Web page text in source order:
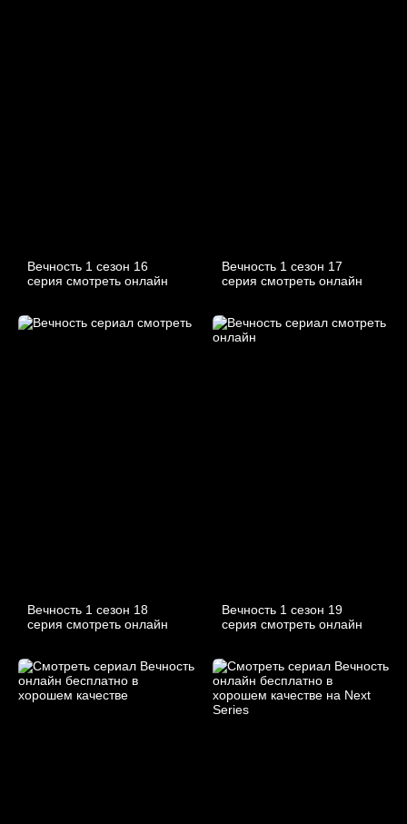
Вечность 1 сезон 16
серия смотреть онлайн
Вечность 1 сезон 17
серия смотреть онлайн
Вечность 1 сезон 18
серия смотреть онлайн
Вечность 1 сезон 19
серия смотреть онлайн